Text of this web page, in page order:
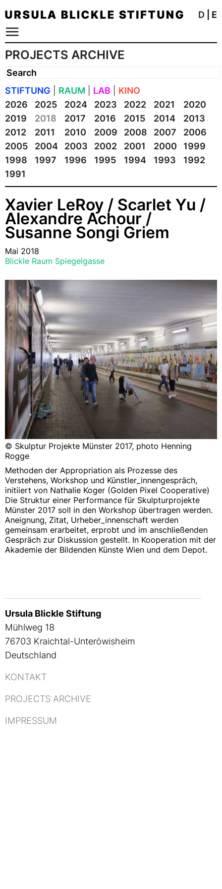
D E
PROJECTS ARCHIVE
STIFTUNG RAUM LAB
KINO
2026
2025 2024 2023 2022 2021
2020
2019
2018 2017 2016 2015 2014
2013
2012
2011 2010 2009 2008 2007
2006
2005
2004 2003 2002 2001 2000
1999
1998
1997 1996 1995 1994 1993
1992
1991
Xavier LeRoy / Scarlet Yu /
Alexandre Achour /
Susanne Songi Griem
Mai 2018
Blickle Raum Spiegelgasse
© Skulptur Projekte Münster 2017, photo Henning
Rogge
Methoden der Appropriation als Prozesse des
Verstehens, Workshop und Künstler_innengespräch,
initiiert von Nathalie Koger (Golden Pixel Cooperative)
Die Struktur einer Performance für Skulpturprojekte
Münster 2017 soll in den Workshop übertragen werden.
Aneignung, Zitat, Urheber_innenschaft werden
gemeinsam erarbeitet, erprobt und im anschließenden
Gespräch zur Diskussion gestellt. In Kooperation mit der
Akademie der Bildenden Künste Wien und dem Depot.
Ursula Blickle Stiftung
Mühlweg 18
76703 Kraichtal-Unteröwisheim
Deutschland
KONTAKT
PROJECTS ARCHIVE
IMPRESSUM